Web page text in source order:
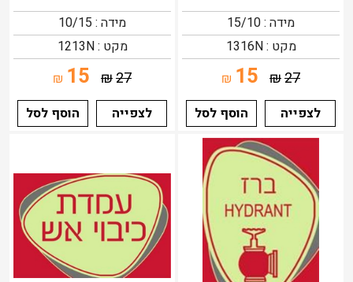
מידה : 15/10
מקט : 1316N
27
₪
15
₪
לצפייה
הוסף לסל
מידה : 10/15
מקט : 1213N
27
₪
15
₪
לצפייה
הוסף לסל